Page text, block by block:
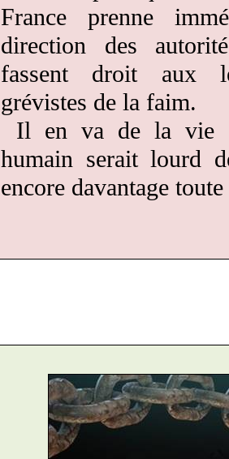
France prenne
direction des
fassent droit aux
grévistes de la faim.
Il en va de la vie
humain serait lourd
encore davantage